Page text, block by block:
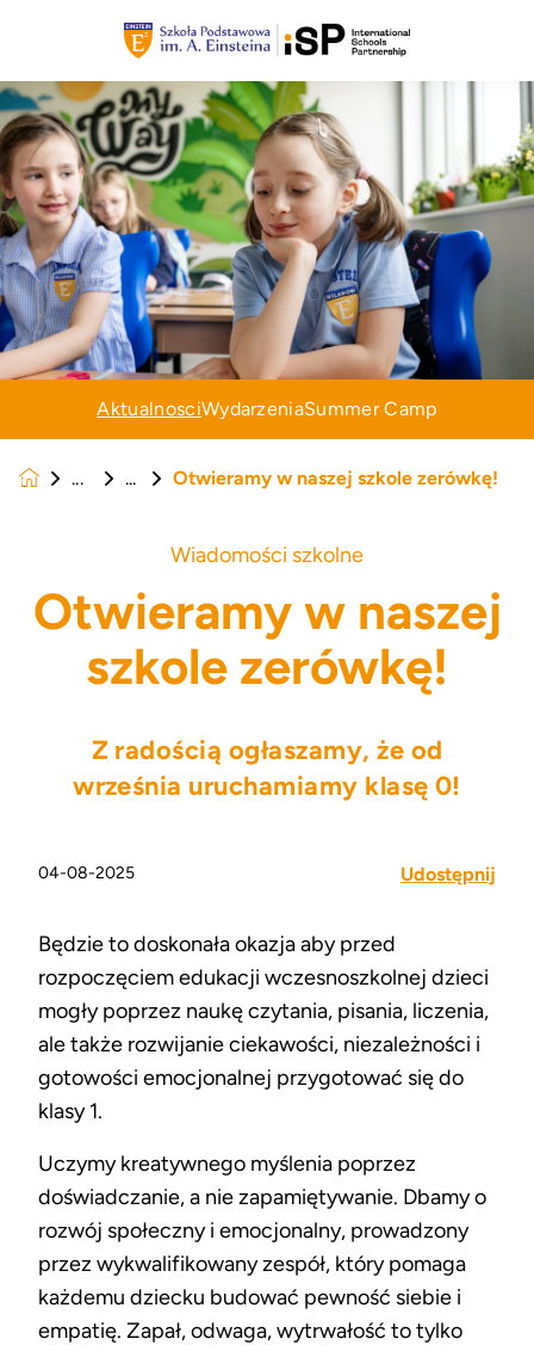
AktualnosciWydarzeniaSummer Camp
Otwieramy w naszej szkole zerówkę!
Wiadomości szkolne
Otwieramy w naszej
szkole zerówkę!
Z radością ogłaszamy, że od
września uruchamiamy klasę 0!
04-08-2025 Udostępnij
Będzie to doskonała okazja aby przed
rozpoczęciem edukacji wczesnoszkolnej dzieci
mogły poprzez naukę czytania, pisania, liczenia,
ale także rozwijanie ciekawości, niezależności i
gotowości emocjonalnej przygotować się do
klasy 1.
Uczymy kreatywnego myślenia poprzez
doświadczanie, a nie zapamiętywanie. Dbamy o
rozwój społeczny i emocjonalny, prowadzony
przez wykwalifikowany zespół, który pomaga
każdemu dziecku budować pewność siebie i
empatię. Zapał, odwaga, wytrwałość to tylko